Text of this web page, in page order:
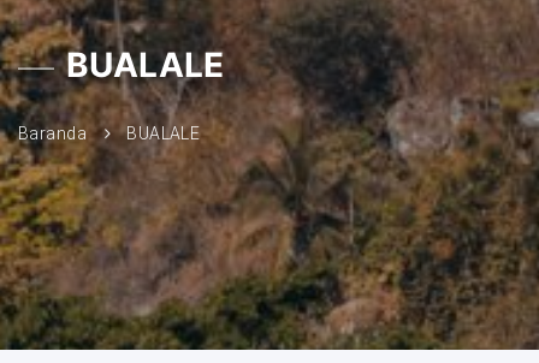
BUALALE
Baranda BUALALE